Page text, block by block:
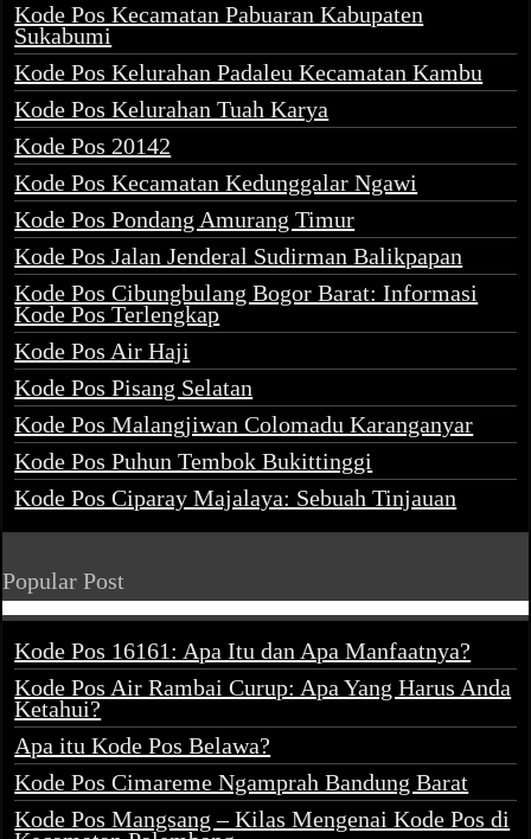
Kode Pos Kecamatan Pabuaran Kabupaten
Sukabumi
Kode Pos Kelurahan Padaleu Kecamatan Kambu
Kode Pos Kelurahan Tuah Karya
Kode Pos 20142
Kode Pos Kecamatan Kedunggalar Ngawi
Kode Pos Pondang Amurang Timur
Kode Pos Jalan Jenderal Sudirman Balikpapan
Kode Pos Cibungbulang Bogor Barat: Informasi
Kode Pos Terlengkap
Kode Pos Air Haji
Kode Pos Pisang Selatan
Kode Pos Malangjiwan Colomadu Karanganyar
Kode Pos Puhun Tembok Bukittinggi
Kode Pos Ciparay Majalaya: Sebuah Tinjauan
Popular Post
Kode Pos 16161: Apa Itu dan Apa Manfaatnya?
Kode Pos Air Rambai Curup: Apa Yang Harus Anda
Ketahui?
Apa itu Kode Pos Belawa?
Kode Pos Cimareme Ngamprah Bandung Barat
Kode Pos Mangsang – Kilas Mengenai Kode Pos di